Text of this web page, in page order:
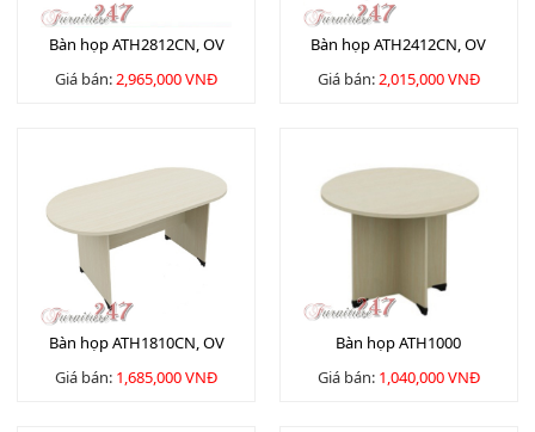
Bàn họp ATH2812CN, OV
Giá bán:2,965,000 VNĐ
Bàn họp ATH2412CN, OV
Giá bán:2,015,000 VNĐ
Bàn họp ATH1810CN, OV
Giá bán: 1,685,000 VNĐ
Bàn họp ATH1000
Giá bán: 1,040,000 VNĐ